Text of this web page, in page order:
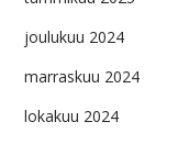
joulukuu 2024
marraskuu 2024
lokakuu 2024